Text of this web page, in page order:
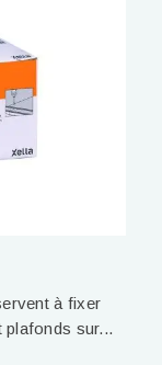
à fixer
plafonds sur...